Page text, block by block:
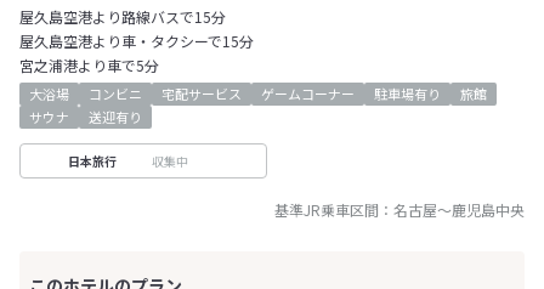
屋久島空港より路線バスで15分
屋久島空港より車・タクシーで15分
宮之浦港より車で5分
大浴場 コンビニ 宅配サービス ゲームコーナー 駐車場有り
旅館
サウナ
送迎有り
日本旅行 収集中
基準JR乗車区間： 名古屋～鹿児島中央